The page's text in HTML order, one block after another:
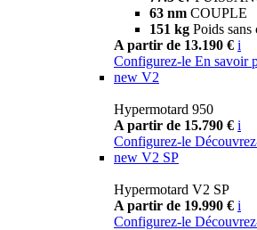
63 nm COUPLE
151 kg Poids sans
A partir de 13.190 € i
Configurez-le En savoir
new V2
Hypermotard 950
A partir de 15.790 € i
Configurez-le
new V2 SP
Hypermotard V2 SP
A partir de 19.990 € i
Configurez-le